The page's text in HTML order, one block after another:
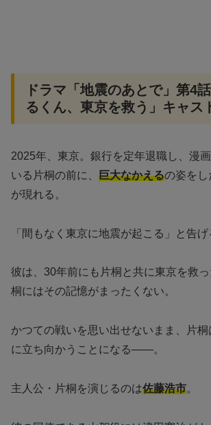
ドラマ「地震のあとで」第4
るくん、東京を救う」キャス
2025年、東京。銀行を定年退職し、漫
いる片桐の前に、 巨大なかえるの姿をし
が現れる。
「間もなく東京に地震が起こる」と告げ
彼は、30年前にも片桐と共に東京を救
桐にはその記憶がまったくない。
かつての戦いを思い出せないまま、片桐
に立ち向かうことになる——。
主人公・片桐を演じるのは佐藤浩市。